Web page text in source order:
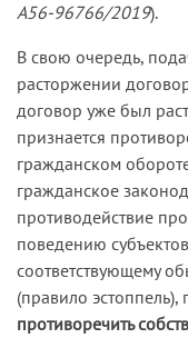
А56-96766/2019).
В свою очередь,
расторжении
договор уже был
признается
гражданском
гражданское
противодействие
поведению
соответствующему
(правило эстоппель),
противоречить